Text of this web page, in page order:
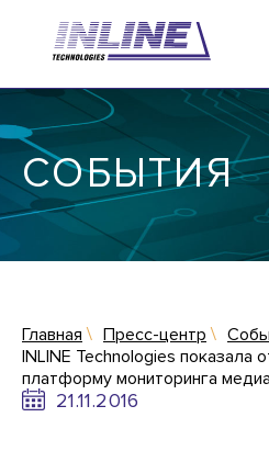
СОБЫТИЯ
Главная Пресс-центр
INLINE Technologies показала
платформу мониторинга
21.11.2016